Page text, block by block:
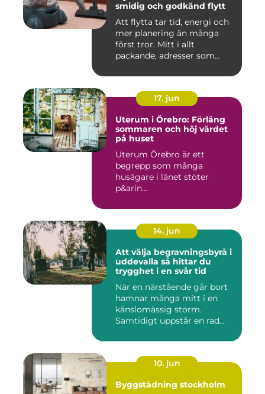
smidig och godkänd flytt
Att flytta tar tid, energi och
mer planering än många
först tror. Mitt i allt
packande, adresser som...
17. jun
Uterum i Örebro: Förläng
sommaren och höj värdet
på huset
Uterum Örebro är ett
begrepp som många
husägare i länet stöter
p&arin...
14. jun
Att välja begravningsbyrå i
uddevalla så hittar du
trygghet i en svår tid
När en närstående går bort
hamnar många mitt i en
känslomässig storm.
Samtidigt uppstår en rad
10. jun
Byggstädning stockholm